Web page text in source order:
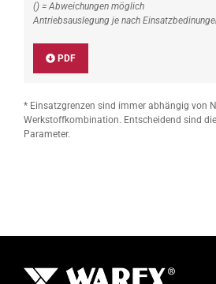
() = Abweichungen möglich
Antriebsauslegung je nach
PDF
* Einsatzgrenzen sind immer abhängig von
Werkstoffkombination. Entscheidend sind
Parameter.